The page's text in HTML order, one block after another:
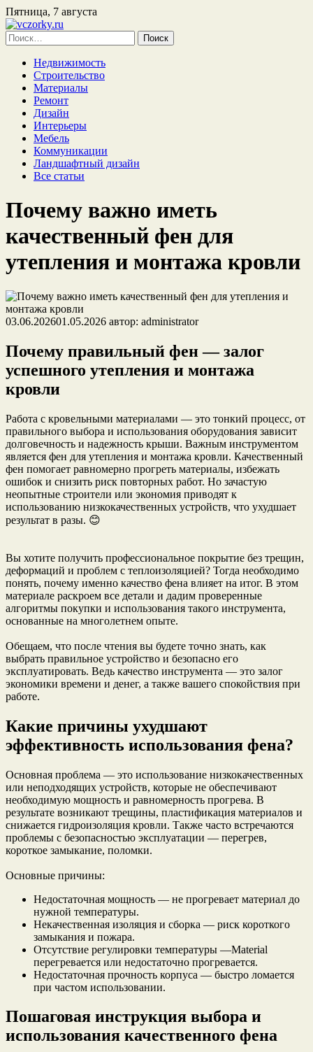
Пятница, 7 августа
Найти:
Недвижимость
Строительство
Материалы
Ремонт
Дизайн
Интерьеры
Мебель
Коммуникации
Ландшафтный дизайн
Все статьи
Почему важно иметь
качественный фен для
утепления и монтажа кровли
03.06.202601.05.2026 автор: administrator
Почему правильный фен — залог
успешного утепления и монтажа
кровли
Работа с кровельными материалами — это тонкий процесс, от
правильного выбора и использования оборудования зависит
долговечность и надежность крыши. Важным инструментом
является фен для утепления и монтажа кровли. Качественный
фен помогает равномерно прогреть материалы, избежать
ошибок и снизить риск повторных работ. Но зачастую
неопытные строители или экономия приводят к
использованию низкокачественных устройств, что ухудшает
результат в разы. 😊
Вы хотите получить профессиональное покрытие без трещин,
деформаций и проблем с теплоизоляцией? Тогда необходимо
понять, почему именно качество фена влияет на итог. В этом
материале раскроем все детали и дадим проверенные
алгоритмы покупки и использования такого инструмента,
основанные на многолетнем опыте.
Обещаем, что после чтения вы будете точно знать, как
выбрать правильное устройство и безопасно его
эксплуатировать. Ведь качество инструмента — это залог
экономики времени и денег, а также вашего спокойствия при
работе.
Какие причины ухудшают
эффективность использования фена?
Основная проблема — это использование низкокачественных
или неподходящих устройств, которые не обеспечивают
необходимую мощность и равномерность прогрева. В
результате возникают трещины, пластификация материалов и
снижается гидроизоляция кровли. Также часто встречаются
проблемы с безопасностью эксплуатации — перегрев,
короткое замыкание, поломки.
Основные причины:
Недостаточная мощность — не прогревает материал до
нужной температуры.
Некачественная изоляция и сборка — риск короткого
замыкания и пожара.
Отсутствие регулировки температуры —Material
перегревается или недостаточно прогревается.
Недостаточная прочность корпуса — быстро ломается
при частом использовании.
Пошаговая инструкция выбора и
использования качественного фена